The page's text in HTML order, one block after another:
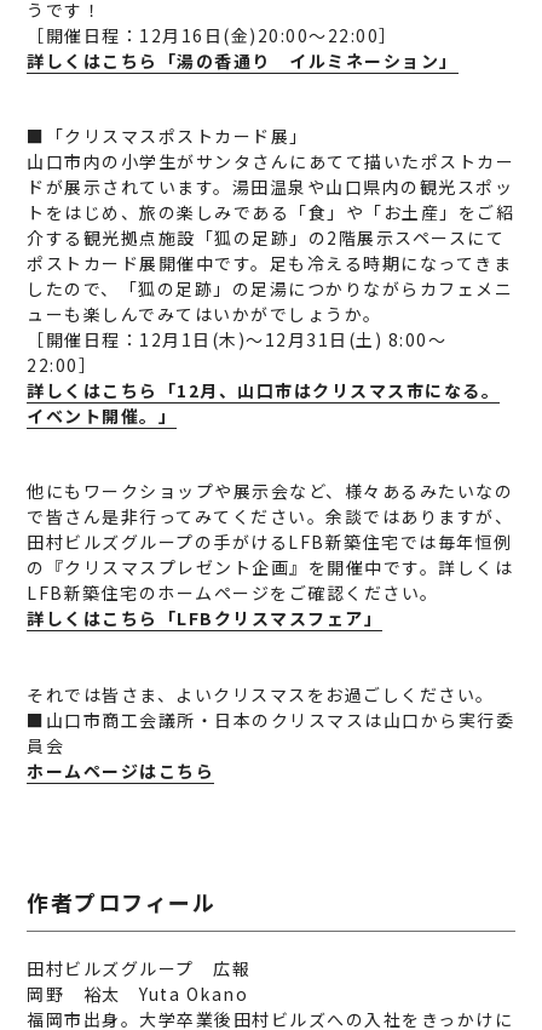
うです！
［開催日程：12月16日(金)20:00～22:00］
詳しくはこちら「湯の香通り イルミネーション」
■「クリスマスポストカード展」
山口市内の小学生がサンタさんにあてて描いたポストカー
ドが展示されています。湯田温泉や山口県内の観光スポッ
トをはじめ、旅の楽しみである「食」や「お土産」をご紹
介する観光拠点施設「狐の足跡」の2階展示スペースにて
ポストカード展開催中です。足も冷える時期になってきま
したので、「狐の足跡」の足湯につかりながらカフェメニ
ューも楽しんでみてはいかがでしょうか。
［開催日程：12月1日(木)～12月31日(土) 8:00～
22:00］
詳しくはこちら「12月、山口市はクリスマス市になる。
イベント開催。」
他にもワークショップや展示会など、様々あるみたいなの
で皆さん是非行ってみてください。余談ではありますが、
田村ビルズグループの手がけるLFB新築住宅では毎年恒例
の『クリスマスプレゼント企画』を開催中です。詳しくは
LFB新築住宅のホームページをご確認ください。
詳しくはこちら「LFBクリスマスフェア」
それでは皆さま、よいクリスマスをお過ごしください。
■山口市商工会議所・日本のクリスマスは山口から実行委
員会
ホームページはこちら
作者プロフィール
田村ビルズグループ 広報
岡野 裕太 Yuta Okano
福岡市出身。大学卒業後田村ビルズへの入社をきっかけに